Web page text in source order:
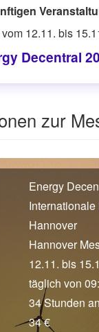
12.11. bis
Decentral
zur
Energy
Hannover
Hannover
12.11. bis
täglich von
34 Stunden
34 €